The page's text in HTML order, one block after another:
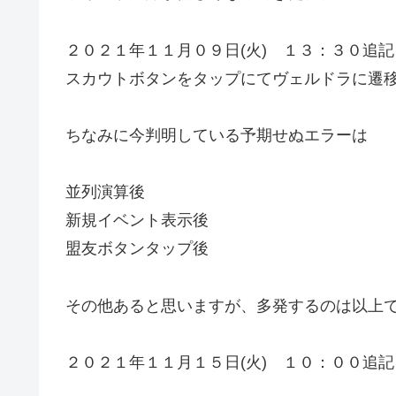
２０２１年１１月０９日(火) １３：３０追記
スカウトボタンをタップにてヴェルドラに遷
ちなみに今判明している予期せぬエラーは
並列演算後
新規イベント表示後
盟友ボタンタップ後
その他あると思いますが、多発するのは以上で
２０２１年１１月１５日(火) １０：００追記